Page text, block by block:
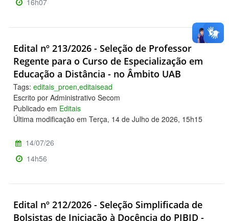
Edital nº 213/2026 - Seleção de Professor
Regente para o Curso de Especialização em
Educação a Distância - no Âmbito UAB
Tags: editais_proen,editaisead
Escrito por Administrativo Secom
Publicado em Editais
Última modificação em Terça, 14 de Julho de 2026, 15h15
14/07/26
14h56
Edital nº 212/2026 - Seleção Simplificada de
Bolsistas de Iniciação à Docência do PIBID -